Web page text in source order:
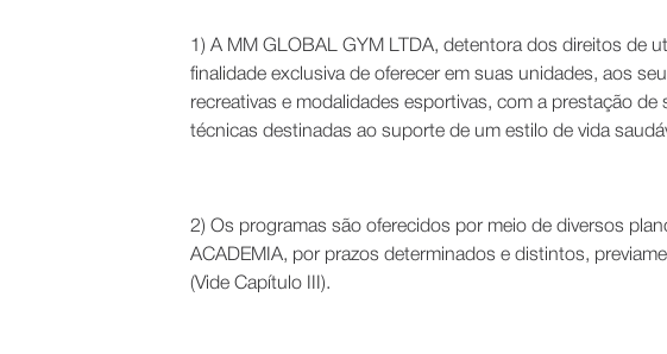
1) A MM GLOBAL GYM LTDA, detentora dos direitos de
finalidade exclusiva de oferecer em suas unidades, aos
recreativas e modalidades esportivas, com a prestação
técnicas destinadas ao suporte de um estilo de vida
2) Os programas são oferecidos por meio de diversos
ACADEMIA, por prazos determinados e distintos,
(Vide Capítulo III).